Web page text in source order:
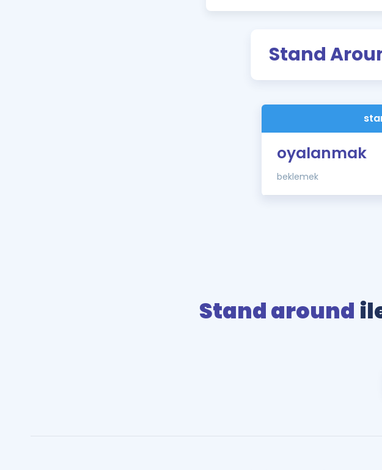
Stand
oyalanmak
beklemek
Stand around